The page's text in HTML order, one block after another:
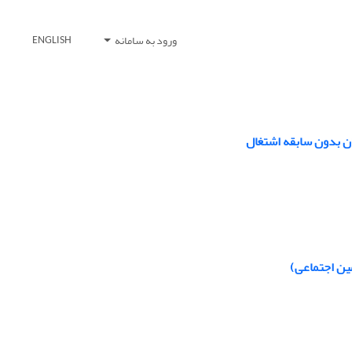
ورود به سامانه ENGLISH
بدون سابقه اشتغال
اجتماعی)